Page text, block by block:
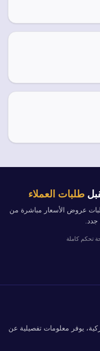
طلبات العملاء
عروض الأسعار مباشرة من
جدد.
تحكم كاملة
يوفر معلومات تفصيلية عن